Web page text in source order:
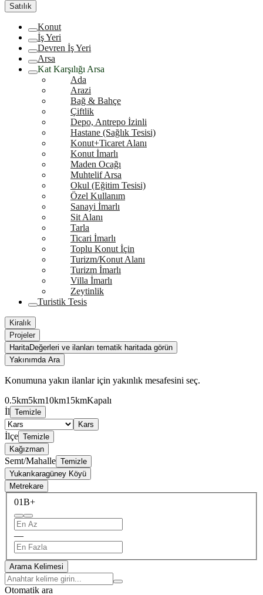
Satılık
Konut
İş Yeri
Devren İş Yeri
Arsa
Kat Karşılığı Arsa
Ada
Arazi
Bağ & Bahçe
Çiftlik
Depo, Antrepo İzinli
Hastane (Sağlık Tesisi)
Konut+Ticaret Alanı
Konut İmarlı
Maden Ocağı
Muhtelif Arsa
Okul (Eğitim Tesisi)
Özel Kullanım
Sanayi İmarlı
Sit Alanı
Tarla
Ticari İmarlı
Toplu Konut İçin
Turizm/Konut Alanı
Turizm İmarlı
Villa İmarlı
Zeytinlik
Turistik Tesis
Kiralık
Projeler
HaritaDeğerleri ve ilanları tematik haritada görün
Yakınımda Ara
Konumuna yakın ilanlar için yakınlık mesafesini seç.
0.5km5km10km15kmKapalı
İl Temizle
Kars
İlçe Temizle
Kağızman
Semt/Mahalle Temizle
Yukarıkaragüney Köyü
Metrekare
01B+
—
Arama Kelimesi
Otomatik ara